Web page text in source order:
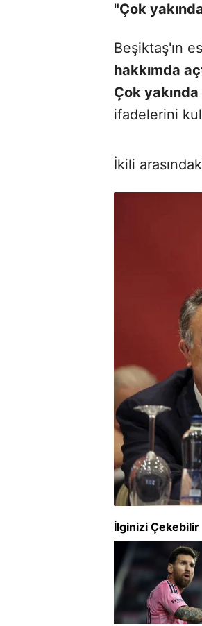
"Çok
Beşiktaş'ın
hakkımda
Çok
ifadelerini
İkili